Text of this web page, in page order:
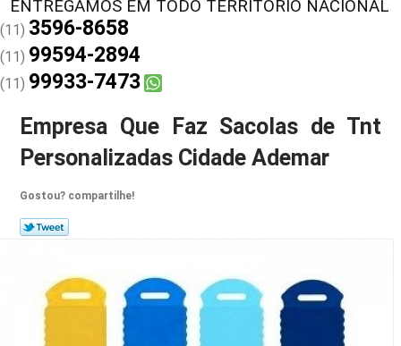
(11) 3596-8658
(11) 99594-2894
(11) 99933-7473
Empresa Que Faz Sacolas de Tnt
Personalizadas Cidade Ademar
Gostou? compartilhe!